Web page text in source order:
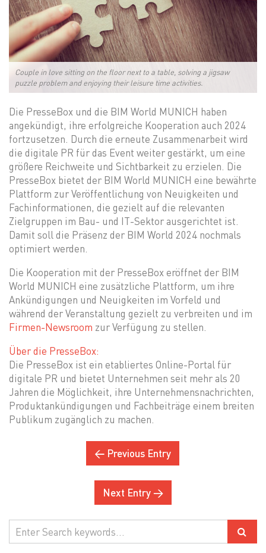
Couple in love sitting on the floor next to a table, solving a jigsaw
puzzle problem and enjoying their leisure time activities.
Die PresseBox und die BIM World MUNICH haben
angekündigt, ihre erfolgreiche Kooperation auch 2024
fortzusetzen. Durch die erneute Zusammenarbeit wird
die digitale PR für das Event weiter gestärkt, um eine
größere Reichweite und Sichtbarkeit zu erzielen. Die
PresseBox bietet der BIM World MUNICH eine bewährte
Plattform zur Veröffentlichung von Neuigkeiten und
Fachinformationen, die gezielt auf die relevanten
Zielgruppen im Bau- und IT-Sektor ausgerichtet ist.
Damit soll die Präsenz der BIM World 2024 nochmals
optimiert werden.
Die Kooperation mit der PresseBox eröffnet der BIM
World MUNICH eine zusätzliche Plattform, um ihre
Ankündigungen und Neuigkeiten im Vorfeld und
während der Veranstaltung gezielt zu verbreiten und im
Firmen-Newsroom zur Verfügung zu stellen.
Über die PresseBox:
Die PresseBox ist ein etabliertes Online-Portal für
digitale PR und bietet Unternehmen seit mehr als 20
Jahren die Möglichkeit, ihre Unternehmensnachrichten,
Produktankündigungen und Fachbeiträge einem breiten
Publikum zugänglich zu machen.
← Previous Entry
Next Entry →